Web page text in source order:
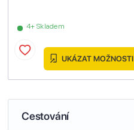
4+ Skladem
UKÁZAT MOŽNOSTI
Cestování